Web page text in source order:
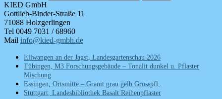
KIED GmbH
Gottlieb-Binder-Straße 11
71088 Holzgerlingen
Tel 0049 7031 / 68960
Mail info@kied-gmbh.de
Ellwangen an der Jagst, Landesgartenschau 2026
Tübingen, M3 Forschungsgebäude – Tonalit dunkel u. Pflaster
Mischung
Essingen, Ortsmitte – Granit grau gelb Grosspfl.
Stuttgart, Landesbibliothek Basalt Reihenpflaster